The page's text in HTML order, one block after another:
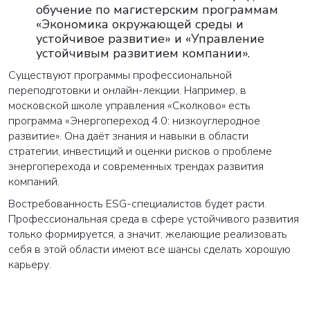
обучение по магистерским программам
«Экономика окружающей среды и
устойчивое развитие» и «Управление
устойчивым развитием компании».
Существуют программы профессиональной
переподготовки и онлайн-лекции. Например, в
московской школе управления «Сколково» есть
программа «Энергопереход 4.0: низкоуглеродное
развитие». Она даёт знания и навыки в области
стратегии, инвестиций и оценки рисков о проблеме
энергоперехода и современных трендах развития
компаний.
Востребованность ESG-специалистов будет расти.
Профессиональная среда в сфере устойчивого развития
только формируется, а значит, желающие реализовать
себя в этой области имеют все шансы сделать хорошую
карьеру.